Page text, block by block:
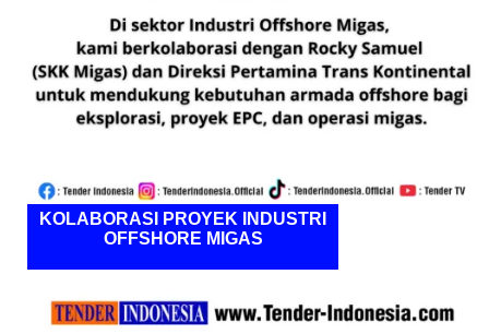
KOLABORASI PROYEK INDUSTRI
OFFSHORE MIGAS